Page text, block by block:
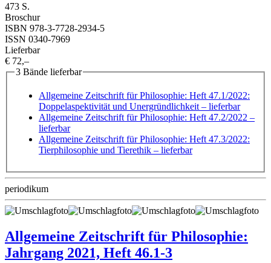
473 S.
Broschur
ISBN 978-3-7728-2934-5
ISSN 0340-7969
Lieferbar
€ 72,–
3 Bände lieferbar
Allgemeine Zeitschrift für Philosophie: Heft 47.1/2022:
Doppelaspektivität und Unergründlichkeit – lieferbar
Allgemeine Zeitschrift für Philosophie: Heft 47.2/2022 –
lieferbar
Allgemeine Zeitschrift für Philosophie: Heft 47.3/2022:
Tierphilosophie und Tierethik – lieferbar
periodikum
Allgemeine Zeitschrift für Philosophie:
Jahrgang 2021, Heft 46.1-3